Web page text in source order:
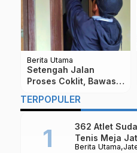
Berita Utama
HOROR !! Kisah
Pramugari Layani
Ternyata Mayatnya Di
TERPOPULER
Berita Utama
362 Atlet
Tenis Meja
Kekuatan